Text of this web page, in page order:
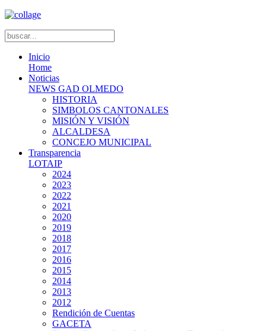
Inicio
Home
Noticias
NEWS GAD OLMEDO
HISTORIA
SIMBOLOS CANTONALES
MISIÓN Y VISIÓN
ALCALDESA
CONCEJO MUNICIPAL
Transparencia
LOTAIP
2024
2023
2022
2021
2020
2019
2018
2017
2016
2015
2014
2013
2012
Rendición de Cuentas
GACETA